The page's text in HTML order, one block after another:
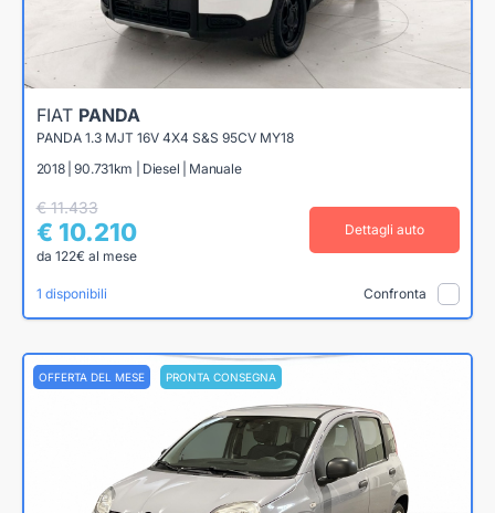
FIAT PANDA
PANDA 1.3 MJT 16V 4X4 S&S 95CV MY18
2018 | 90.731km | Diesel | Manuale
€ 11.433
€ 10.210
da 122€ al mese
Dettagli auto
1 disponibili Confronta
OFFERTA DEL MESE PRONTA CONSEGNA